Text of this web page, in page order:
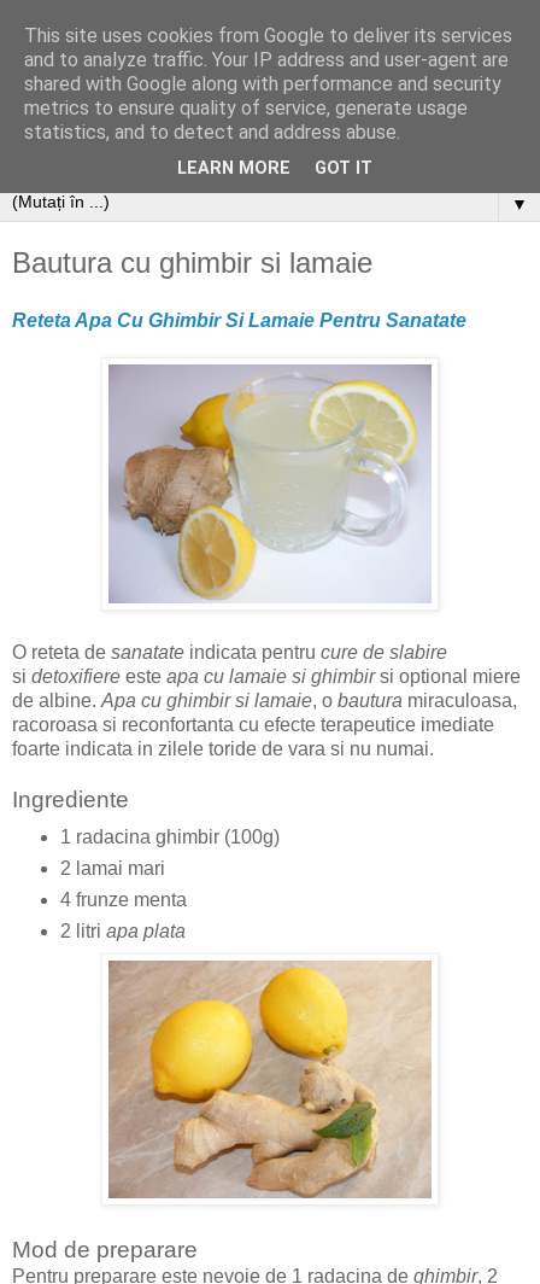
▼
Bautura cu ghimbir si lamaie
Reteta Apa Cu Ghimbir Si Lamaie Pentru Sanatate
O reteta de sanatate indicata pentru cure de slabire
si detoxifiere este apa cu lamaie si ghimbirsi optional miere
de albine. Apa cu ghimbir si lamaie, o bautura miraculoasa,
racoroasa si reconfortanta cu efecte terapeutice imediate
foarte indicata in zilele toride de vara si nu numai.
Ingrediente
1 radacina ghimbir (100g)
2 lamai mari
4 frunze menta
2 litri apa plata
Mod de preparare
Pentru preparare este nevoie de 1 radacina de ghimbir, 2
This site uses cookies from Google to deliver its services
and to analyze traffic. Your IP address and user-agent are
shared with Google along with performance and security
metrics to ensure quality of service, generate usage
statistics, and to detect and address abuse.
LEARN MORE GOT IT